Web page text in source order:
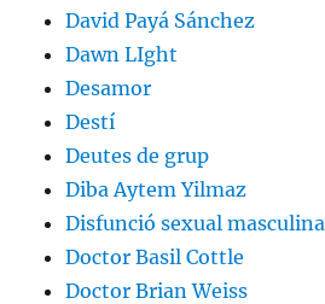
David Payá Sánchez
Dawn LIght
Desamor
Destí
Deutes de grup
Diba Aytem Yilmaz
Disfunció sexual masculina
Doctor Basil Cottle
Doctor Brian Weiss